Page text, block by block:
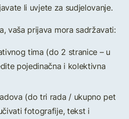
li uvjete za sudjelovanje.
vaša prijava mora sadržavati:
tima (do 2 stranice – u
pojedinačna i kolektivna
(do tri rada / ukupno pet
fotografije, tekst i